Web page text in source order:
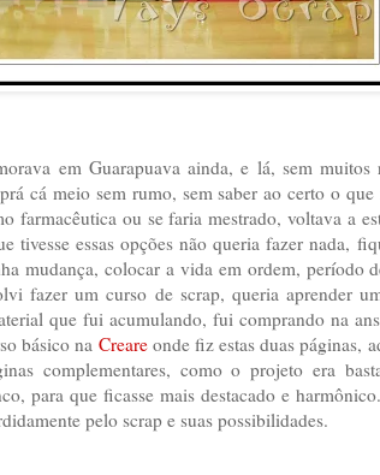
em Guarapuava ainda, e lá, sem muitos
cá meio sem rumo, sem saber ao certo o que
farmacêutica ou se faria mestrado, voltava a
tivesse essas opções não queria fazer nada,
mudança, colocar a vida em ordem, período
fazer um curso de scrap, queria aprender
que fui acumulando, fui comprando na
básico na Creareonde fiz estas duas páginas,
complementares, como o projeto era
para que ficasse mais destacado e
pelo scrap e suas possibilidades.